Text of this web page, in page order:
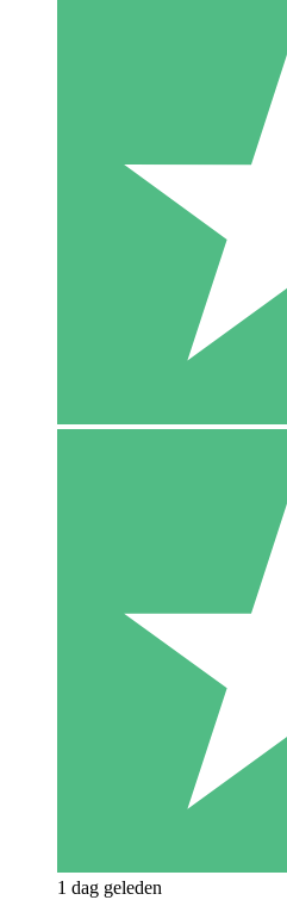
1 dag geleden